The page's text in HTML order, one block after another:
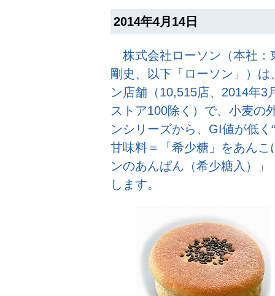
2014年4月14日
株式会社ローソン（本社：
剛史、以下「ローソン」）
ン店舗（10,515店、2014年3
ストア100除く）で、小麦の
ンシリーズから、GI値が低
甘味料＝「希少糖」をあん
ンのあんぱん（希少糖入）
します。